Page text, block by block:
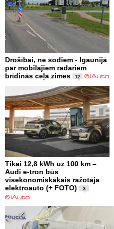
Drošībai, ne sodiem - Igaunijā
par mobilajiem radariem
brīdinās ceļa zimes
12
Tikai 12,8 kWh uz 100 km –
Audi e-tron būs
visekonomiskākais ražotāja
elektroauto (+ FOTO)
3